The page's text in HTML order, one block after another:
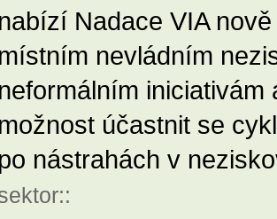
nabízí Nadace VIA
místním nevládním
neformálním
možnost účastnit se
po nástrahách v
::